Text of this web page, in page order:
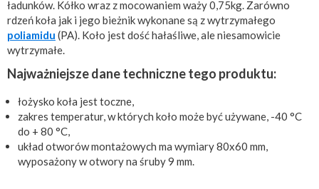
ładunków. Kółko wraz z mocowaniem waży 0,75kg. Zarówno
rdzeń koła jak i jego bieżnik wykonane są z wytrzymałego
poliamidu (PA). Koło jest dość hałaśliwe, ale niesamowicie
wytrzymałe.
Najważniejsze dane techniczne tego produktu:
łożysko koła jest toczne,
zakres temperatur, w których koło może być używane, -40 °C
do + 80 °C,
układ otworów montażowych ma wymiary 80x60 mm,
wyposażony w otwory na śruby 9 mm.